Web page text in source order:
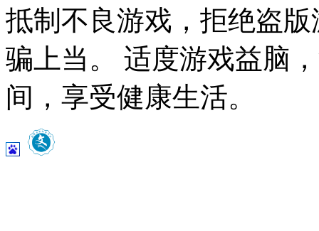
抵制不良游戏，拒绝盗
骗上当。 适度游戏益脑
间，享受健康生活。